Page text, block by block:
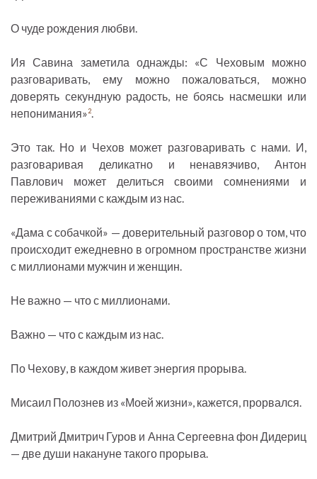
О чуде рождения любви.
Ия Савина заметила однажды: «С Чеховым можно
разговаривать, ему можно пожаловаться, можно
доверять секундную радость, не боясь насмешки или
непонимания»2
Это так. Но и Чехов может разговаривать с нами. И,
разговаривая деликатно и ненавязчиво, Антон
Павлович может делиться своими сомнениями и
переживаниями с каждым из нас.
«Дама с собачкой» — доверительный разговор о том, что
происходит ежедневно в огромном пространстве жизни
с миллионами мужчин и женщин.
Не важно — что с миллионами.
Важно — что с каждым из нас.
По Чехову, в каждом живет энергия прорыва.
Мисаил Полознев из «Моей жизни», кажется, прорвался.
Дмитрий Дмитрич Гуров и Анна Сергеевна фон Дидериц
— две души накануне такого прорыва.